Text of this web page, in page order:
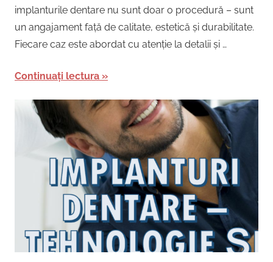
implanturile dentare nu sunt doar o procedură – sunt
un angajament față de calitate, estetică și durabilitate.
Fiecare caz este abordat cu atenție la detalii și …
Continuați lectura